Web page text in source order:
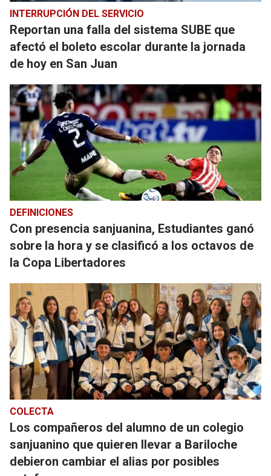
INTERRUPCIÓN DEL SERVICIO
Reportan una falla del sistema SUBE que
afectó el boleto escolar durante la jornada
de hoy en San Juan
DEFINICIONES
Con presencia sanjuanina, Estudiantes ganó
sobre la hora y se clasificó a los octavos de
la Copa Libertadores
COLECTA
Los compañeros del alumno de un colegio
sanjuanino que quieren llevar a Bariloche
debieron cambiar el alias por posibles